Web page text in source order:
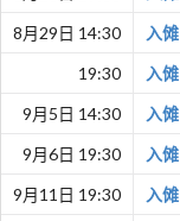
8月29日 14:30
入傩
19:30
入傩
9月5日 14:30
入傩
9月6日 19:30
入傩
9月11日 19:30
入傩